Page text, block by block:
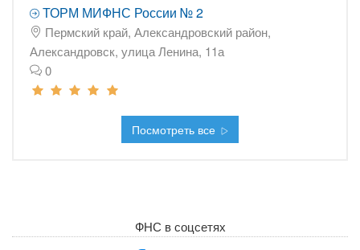
ТОРМ МИФНС России № 2
Пермский край, Александровский район,
Александровск, улица Ленина, 11а
0
Посмотреть все
ФНС в соцсетях